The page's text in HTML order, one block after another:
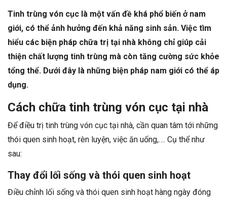
Tinh trùng vón cục là một vấn đề khá phổ biến ở nam
giới, có thể ảnh hưởng đến khả năng sinh sản. Việc tìm
hiểu các biện pháp chữa trị tại nhà không chỉ giúp cải
thiện chất lượng tinh trùng mà còn tăng cường sức khỏe
tổng thể. Dưới đây là những biện pháp nam giới có thể áp
dụng.
Cách chữa tinh trùng vón cục tại nhà
Để điều trị tinh trùng vón cục tại nhà, cần quan tâm tới những
thói quen sinh hoạt, rèn luyện, việc ăn uống,…. Cụ thể như
sau:
Thay đổi lối sống và thói quen sinh hoạt
Điều chỉnh lối sống và thói quen sinh hoạt hàng ngày đóng